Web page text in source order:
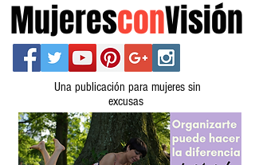
MujeresconVisión
Una publicación para mujeres sin
excusas